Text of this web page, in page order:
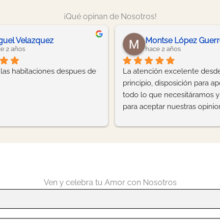
¡Qué opinan de Nosotros!
Diana Karina
De verdad que sigo encantada con mi
evento, desde el principio Anita
nuestra planner fue de lo más amable
y profesional y nos ayudó y guió para
la decoración, la comida, la música y el
contentos de verdad con el resultado
y ni se diga como disfrutamos la fiesta.
🤩,
detalle,
duda y
Ven y celebra tu Amor con Nosotros